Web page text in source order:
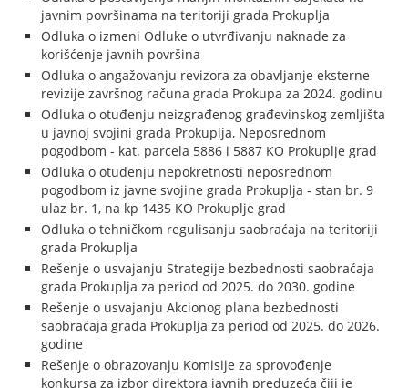
javnim površinama na teritoriji grada Prokuplja
Odluka o izmeni Odluke o utvrđivanju naknade za
korišćenje javnih površina
Odluka o angažovanju revizora za obavljanje eksterne
revizije završnog računa grada Prokupa za 2024. godinu
Odluka o otuđenju neizgrađenog građevinskog zemljišta
u javnoj svojini grada Prokuplja, Neposrednom
pogodbom - kat. parcela 5886 i 5887 KO Prokuplje grad
Odluka o otuđenju nepokretnosti neposrednom
pogodbom iz javne svojine grada Prokuplja - stan br. 9
ulaz br. 1, na kp 1435 KO Prokuplje grad
Odluka o tehničkom regulisanju saobraćaja na teritoriji
grada Prokuplja
Rešenje o usvajanju Strategije bezbednosti saobraćaja
grada Prokuplja za period od 2025. do 2030. godine
Rešenje o usvajanju Akcionog plana bezbednosti
saobraćaja grada Prokuplja za period od 2025. do 2026.
godine
Rešenje o obrazovanju Komisije za sprovođenje
konkursa za izbor direktora javnih preduzeća čiji je